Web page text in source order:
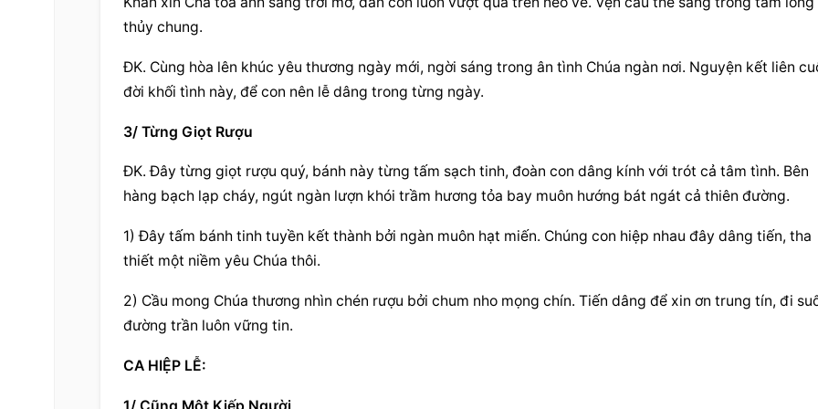
thủy chung.
ĐK. Cùng hòa lên khúc yêu thương ngày mới, ngời sáng trong ân tình Chúa ngàn nơi. Nguyện kết liên
đời khối tình này, để con nên lễ dâng trong từng ngày.
3/ Từng Giọt Rượu
ĐK. Đây từng giọt rượu quý, bánh này từng tấm sạch tinh, đoàn con dâng kính với trót cả tâm tình. Bên
hàng bạch lạp cháy, ngút ngàn lượn khói trầm hương tỏa bay muôn hướng bát ngát cả thiên đường.
1) Đây tấm bánh tinh tuyền kết thành bởi ngàn muôn hạt miến. Chúng con hiệp nhau đây dâng tiến, tha
thiết một niềm yêu Chúa thôi.
2) Cầu mong Chúa thương nhìn chén rượu bởi chum nho mọng chín. Tiến dâng để xin ơn trung tín, đi
đường trần luôn vững tin.
CA HIỆP LỄ:
1/ Cũng Một Kiếp Người